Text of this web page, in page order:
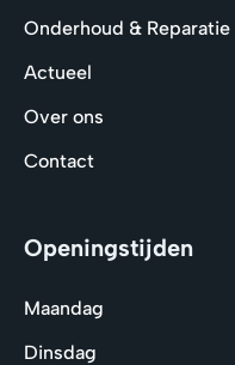
Onderhoud & Reparatie
Actueel
Over ons
Contact
Openingstijden
Maandag
Dinsdag